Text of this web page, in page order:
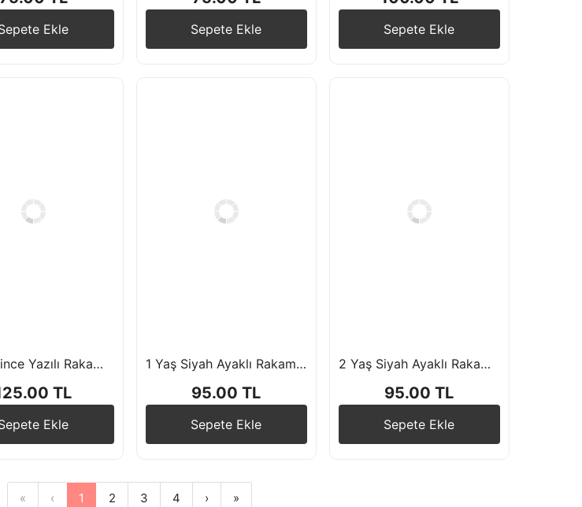
Ekle Sepete Ekle Sepete Ekle
1 Yaş Prince Yazılı Rakam Folyo Balon 100 cm
TL
Ekle
1 Yaş Siyah Ayaklı Rakam Folyo Balon
95.00 TL
Sepete Ekle
2 Yaş Siyah Ayaklı Rakam Folyo Balon
95.00 TL
Sepete Ekle
« ‹ 1 2 3 4 › »